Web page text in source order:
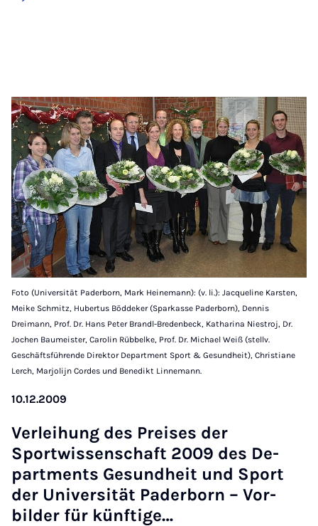
Foto (Universität Paderborn, Mark Heinemann): (v. li.): Jacqueline Karsten,
Meike Schmitz, Hubertus Böddeker (Sparkasse Paderborn), Dennis
Dreimann, Prof. Dr. Hans Peter Brandl-Bredenbeck, Katharina Niestroj, Dr.
Jochen Baumeister, Carolin Rübbelke, Prof. Dr. Michael Weiß (stellv.
Geschäftsführende Direktor Department Sport & Gesundheit), Christiane
Lerch, Marjolijn Cordes und Benedikt Linnemann.
10.12.2009
Ver­lei­hung des Pre­ises der
Sportwissenschaft 2009 des De­
part­ments Ge­sund­heit und Sport
der Uni­versität Pader­born – Vor­
bilder für kün­ftige…